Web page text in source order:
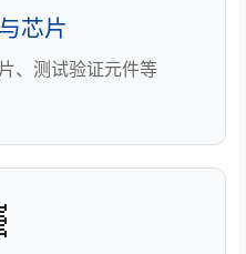
芯片
、测试验证元件等